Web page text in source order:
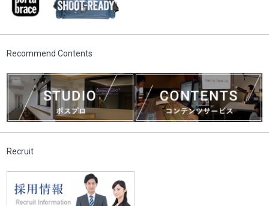
Recommend Contents
Recruit